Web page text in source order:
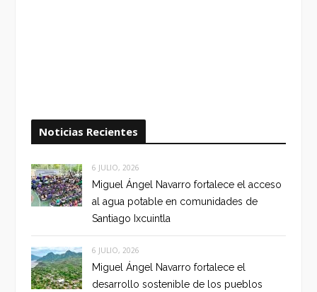
Noticias Recientes
6 JULIO, 2026
Miguel Ángel Navarro fortalece el acceso
al agua potable en comunidades de
Santiago Ixcuintla
6 JULIO, 2026
Miguel Ángel Navarro fortalece el
desarrollo sostenible de los pueblos